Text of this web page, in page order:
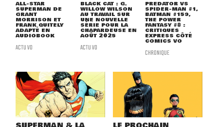
ALL-STAR
SUPERMAN DE
GRANT
MORRISON ET
FRANK QUITELY
ADAPTÉ EN
AUDIOBOOK
ACTU VO
BLACK CAT : G.
WILLOW WILSON
AU TRAVAIL SUR
UNE NOUVELLE
SÉRIE POUR LA
CHAPARDEUSE EN
AOÛT 2025
ACTU VO
PREDATOR VS
SPIDER-MAN #1,
BATMAN #159,
THE POWER
FANTASY #8 :
CRITIQUES
EXPRESS CÔTÉ
COMICS VO
CHRONIQUE